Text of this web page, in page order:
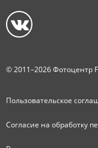
© 2011–2026 Фотоцентр
Пользовательское
Согласие на обработку